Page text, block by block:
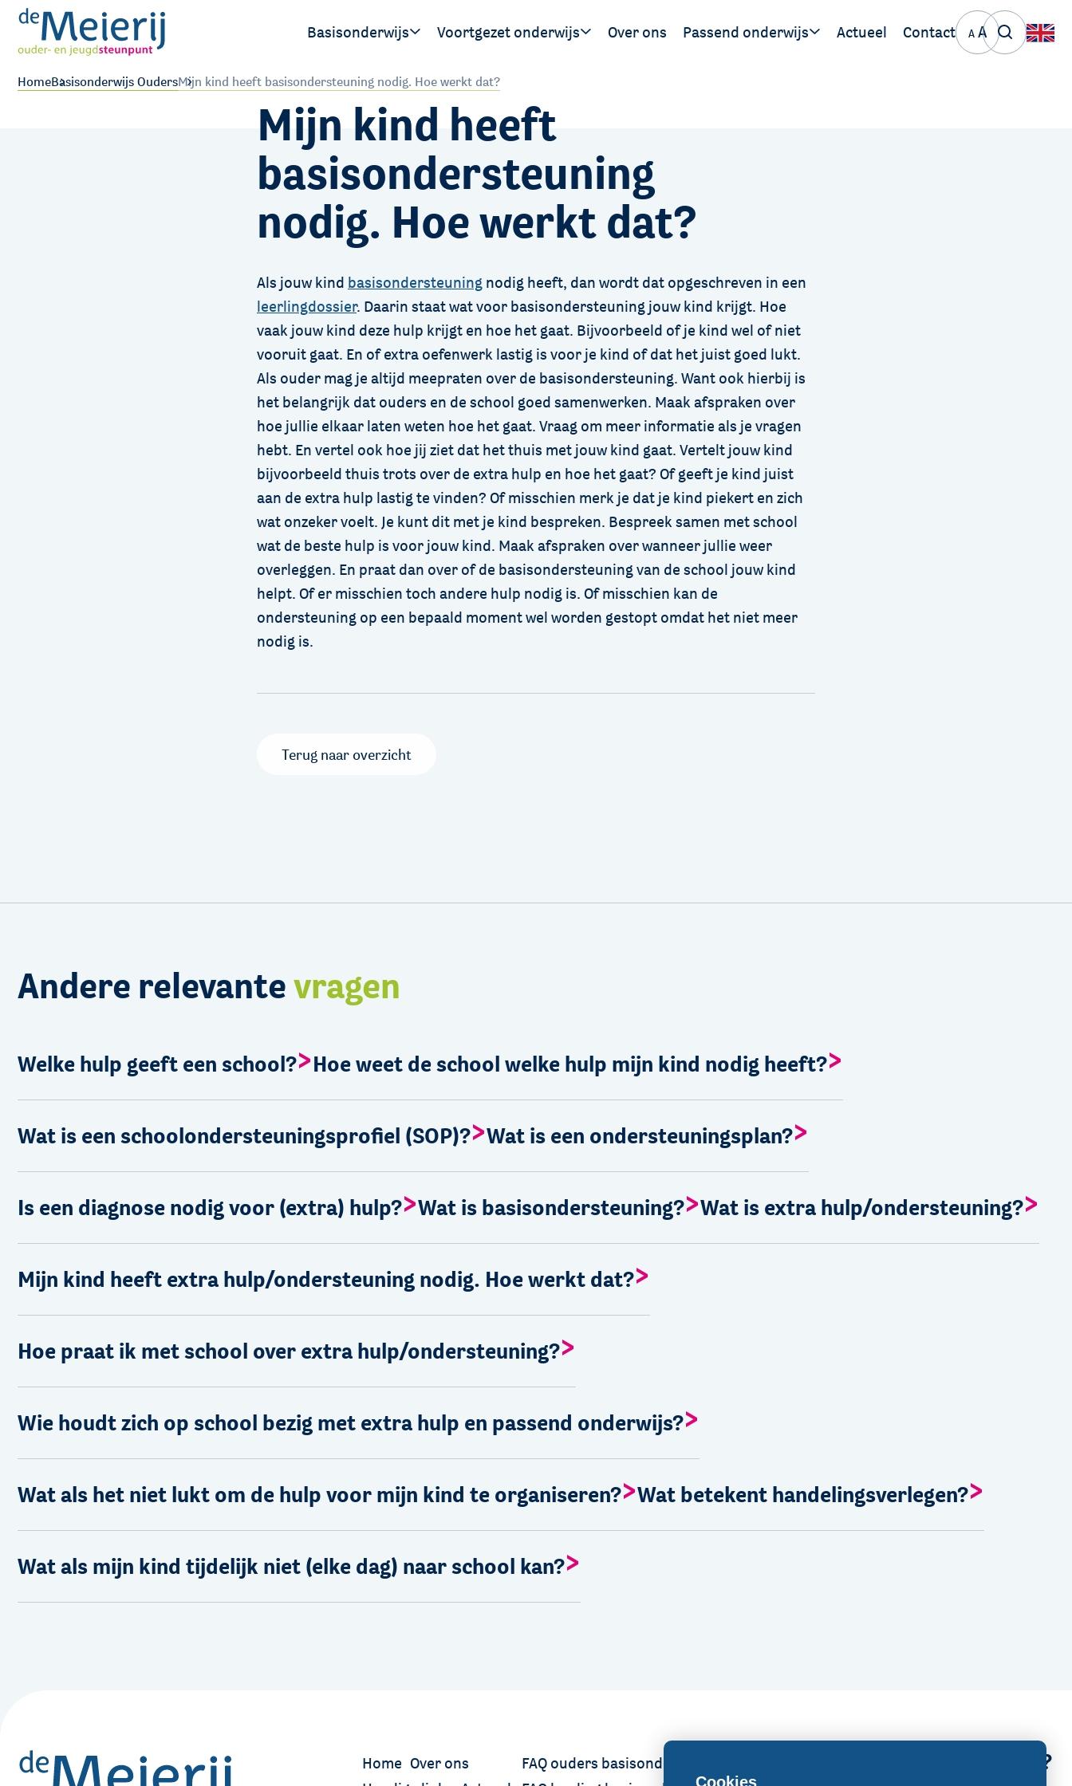
Cookies
Basisonderwijs
Leerlingen
Voortgezet onderwijs Over ons Passend onderwijs Actueel Contact A A
HomeBasisonderwijs OudersMijn kind heeft basisondersteuning nodig. Hoe werkt dat?
Mijn kind heeft
basisondersteuning
nodig. Hoe werkt dat?
Als jouw kind basisondersteuning nodig heeft, dan wordt dat opgeschreven in een
leerlingdossier. Daarin staat wat voor basisondersteuning jouw kind krijgt. Hoe
vaak jouw kind deze hulp krijgt en hoe het gaat. Bijvoorbeeld of je kind wel of niet
vooruit gaat. En of extra oefenwerk lastig is voor je kind of dat het juist goed lukt.
Als ouder mag je altijd meepraten over de basisondersteuning. Want ook hierbij is
het belangrijk dat ouders en de school goed samenwerken. Maak afspraken over
hoe jullie elkaar laten weten hoe het gaat. Vraag om meer informatie als je vragen
hebt. En vertel ook hoe jij ziet dat het thuis met jouw kind gaat. Vertelt jouw kind
bijvoorbeeld thuis trots over de extra hulp en hoe het gaat? Of geeft je kind juist
aan de extra hulp lastig te vinden? Of misschien merk je dat je kind piekert en zich
wat onzeker voelt. Je kunt dit met je kind bespreken. Bespreek samen met school
wat de beste hulp is voor jouw kind. Maak afspraken over wanneer jullie weer
overleggen. En praat dan over of de basisondersteuning van de school jouw kind
helpt. Of er misschien toch andere hulp nodig is. Of misschien kan de
ondersteuning op een bepaald moment wel worden gestopt omdat het niet meer
nodig is.
Terug naar overzicht
Andere relevantevragen
Welke hulp geeft een school? Hoe weet de school welke hulp mijn kind nodig heeft?
Wat is een schoolondersteuningsprofiel (SOP)? Wat is een ondersteuningsplan?
Is een diagnose nodig voor (extra) hulp? Wat is basisondersteuning? Wat is extra hulp/ondersteuning?
Mijn kind heeft extra hulp/ondersteuning nodig. Hoe werkt dat?
Hoe praat ik met school over extra hulp/ondersteuning?
Wie houdt zich op school bezig met extra hulp en passend onderwijs?
Wat als het niet lukt om de hulp voor mijn kind te organiseren? Wat betekent handelingsverlegen?
Wat als mijn kind tijdelijk niet (elke dag) naar school kan?
Home Over ons
FAQ ouders basisonderwijs
Een vraag stellen?